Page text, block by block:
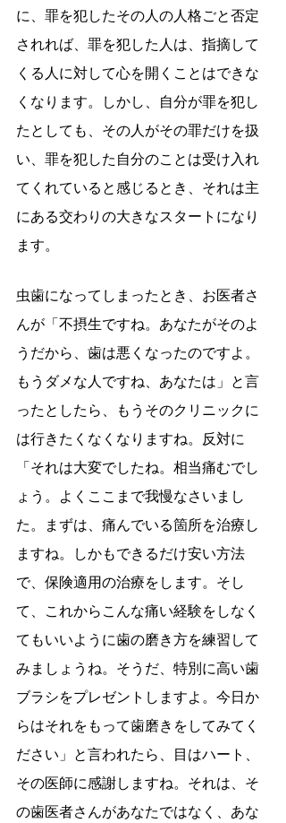
に、罪を犯したその人の人格ごと否定
されれば、罪を犯した人は、指摘して
くる人に対して心を開くことはできな
くなります。しかし、自分が罪を犯し
たとしても、その人がその罪だけを扱
い、罪を犯した自分のことは受け入れ
てくれていると感じるとき、それは主
にある交わりの大きなスタートになり
ます。
虫歯になってしまったとき、お医者さ
んが「不摂生ですね。あなたがそのよ
うだから、歯は悪くなったのですよ。
もうダメな人ですね、あなたは」と言
ったとしたら、もうそのクリニックに
は行きたくなくなりますね。反対に
「それは大変でしたね。相当痛むでし
ょう。よくここまで我慢なさいまし
た。まずは、痛んでいる箇所を治療し
ますね。しかもできるだけ安い方法
で、保険適用の治療をします。そし
て、これからこんな痛い経験をしなく
てもいいように歯の磨き方を練習して
みましょうね。そうだ、特別に高い歯
ブラシをプレゼントしますよ。今日か
らはそれをもって歯磨きをしてみてく
ださい」と言われたら、目はハート、
その医師に感謝しますね。それは、そ
の歯医者さんがあなたではなく、あな